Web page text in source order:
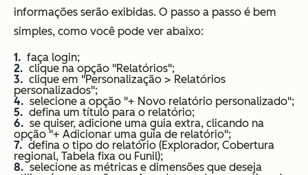
informações serão exibidas. O passo a passo é bem
simples, como você pode ver abaixo:
faça login;
clique na opção "Relatórios";
clique em "Personalização > Relatórios
personalizados";
selecione a opção "+ Novo relatório personalizado";
defina um título para o relatório;
se quiser, adicione uma guia extra, clicando na
opção "+ Adicionar uma guia de relatório";
defina o tipo do relatório (Explorador, Cobertura
regional, Tabela fixa ou Funil);
selecione as métricas e dimensões que deseja